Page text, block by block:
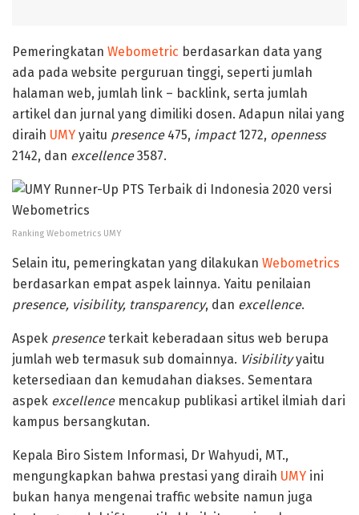
Pemeringkatan Webometric berdasarkan data yang
ada pada website perguruan tinggi, seperti jumlah
halaman web, jumlah link – backlink, serta jumlah
artikel dan jurnal yang dimiliki dosen. Adapun nilai yang
diraih UMY yaitu presence475, impact1272, openness
2142, dan excellence3587.
Ranking Webometrics UMY
Selain itu, pemeringkatan yang dilakukan Webometrics
berdasarkan empat aspek lainnya. Yaitu penilaian
presence, visibility, transparency, dan excellence.
Aspek presenceterkait keberadaan situs web berupa
jumlah web termasuk sub domainnya. Visibilityyaitu
ketersediaan dan kemudahan diakses. Sementara
aspek excellencemencakup publikasi artikel ilmiah dari
kampus bersangkutan.
Kepala Biro Sistem Informasi, Dr Wahyudi, MT.,
mengungkapkan bahwa prestasi yang diraih UMY ini
bukan hanya mengenai traffic website namun juga